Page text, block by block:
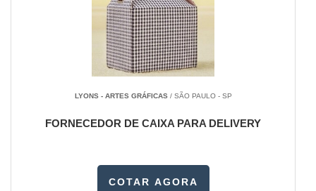
LYONS - ARTES GRÁFICAS/ SÃO PAULO - SP
FORNECEDOR DE CAIXA PARA DELIVERY
COTAR AGORA